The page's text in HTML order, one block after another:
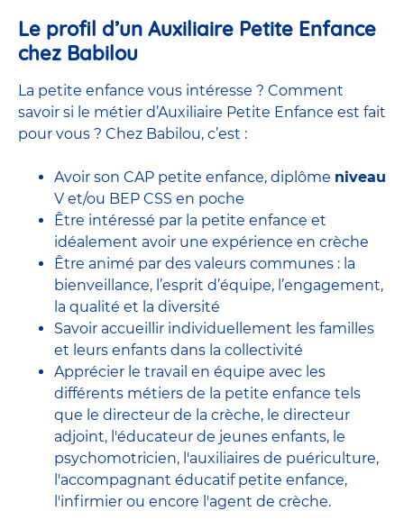
Le profil d’un Auxiliaire Petite Enfance
chez Babilou
La petite enfance vous intéresse ? Comment
savoir si le métier d’Auxiliaire Petite Enfance est fait
pour vous ? Chez Babilou, c’est :
Avoir son CAP petite enfance, diplôme niveau
V et/ou BEP CSS en poche
Être intéressé par la petite enfance et
idéalement avoir une expérience en crèche
Être animé par des valeurs communes : la
bienveillance, l’esprit d’équipe, l’engagement,
la qualité et la diversité
Savoir accueillir individuellement les familles
et leurs enfants dans la collectivité
Apprécier le travail en équipe avec les
différents métiers de la petite enfance tels
que le directeur de la crèche, le directeur
adjoint, l'éducateur de jeunes enfants, le
psychomotricien, l'auxiliaires de puériculture,
l'accompagnant éducatif petite enfance,
l'infirmier ou encore l'agent de crèche.